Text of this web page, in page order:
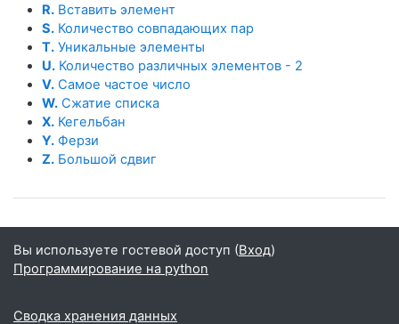
R. Вставить элемент
S. Количество совпадающих пар
T. Уникальные элементы
U. Количество различных элементов - 2
V. Самое частое число
W. Сжатие списка
X. Кегельбан
Y. Ферзи
Z. Большой сдвиг
Вы используете гостевой доступ (Вход)
Программирование на python
Сводка хранения данных